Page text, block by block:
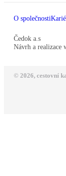
O společnosti
Čedok a.s
Návrh a realizace
© 2026, cestovní